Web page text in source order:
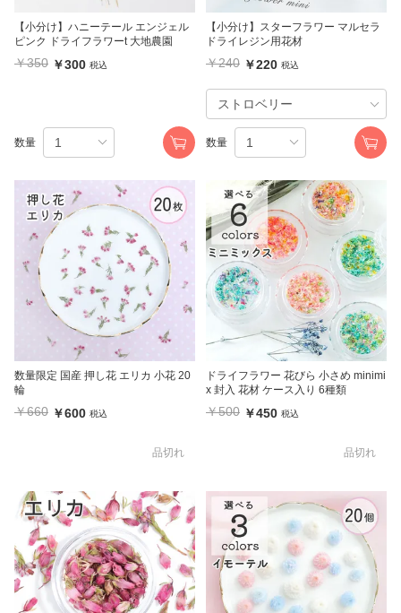
【小分け】ハニーテール エンジェル
ピンク ドライフラワーt 大地農園
￥350 ￥300 税込
数量
【小分け】スターフラワー マルセラ
ドライレジン用花材
￥240 ￥220 税込
数量
数量限定 国産 押し花 エリカ 小花 20
輪
￥660 ￥600 税込
品切れ
ドライフラワー 花びら 小さめ minimi
x 封入 花材 ケース入り 6種類
￥500 ￥450 税込
品切れ